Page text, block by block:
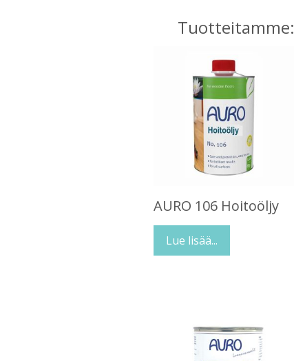
Tuotteitamme:
AURO 106 Hoitoöljy
Lue lisää...